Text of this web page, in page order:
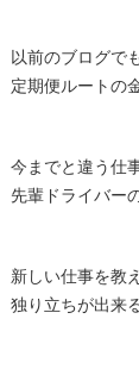
以前のブログで
定期便ルートの
今までと違う仕
先輩ドライバー
新しい仕事を教
独り立ちが出来